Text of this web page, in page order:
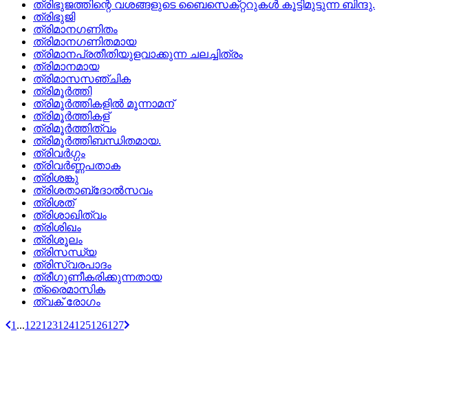
ത്രിഭുജത്തിന്റെ വശങ്ങളുടെ ബൈസെക്‌റ്ററുകള്‍ കൂട്ടിമുട്ടുന്ന ബിന്ദു.
ത്രിഭുജി
ത്രിമാനഗണിതം
ത്രിമാനഗണിതമായ
ത്രിമാനപ്രതീതിയുളവാക്കുന്ന ചലച്ചിത്രം
ത്രിമാനമായ
ത്രിമാസസഞ്ചിക
ത്രിമൂര്‍ത്തി
ത്രിമൂര്‍ത്തികളില്‍ മൂന്നാമന്
ത്രിമൂര്‍ത്തികള്
ത്രിമൂര്‍ത്തിത്വം
ത്രിമൂര്‍ത്തിബന്ധിതമായ.
ത്രിവര്‍ഗ്ഗം
ത്രിവര്‍ണ്ണപതാക
ത്രിശങ്കു
ത്രിശതാബ്‌ദോല്‍സവം
ത്രിശത്
ത്രിശാഖിത്വം
ത്രിശിഖം
ത്രിശൂലം
ത്രിസന്ധ്യ
ത്രിസ്വരപാദം
ത്രീഗുണീകരിക്കുന്നതായ
ത്രൈമാസിക
ത്വക്‌ രോഗം
1 ...122123124125126127